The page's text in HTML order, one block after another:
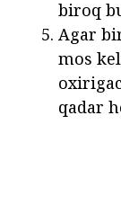
biroq
Agar
mos
qadar